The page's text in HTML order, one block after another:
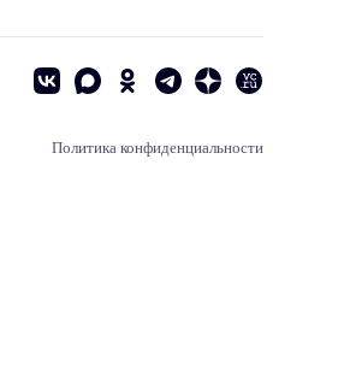
Политика конфиденциальности